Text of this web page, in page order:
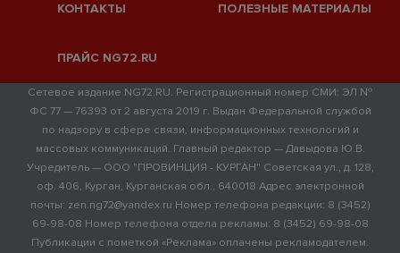
КОНТАКТЫ ПОЛЕЗНЫЕ МАТЕРИАЛЫ
ПРАЙС NG72.RU
Сетевое издание NG72.RU. Регистрационный номер СМИ: ЭЛ №
ФС 77 — 76393 от 2 августа 2019 г. Выдан Федеральной службой
по надзору в сфере связи, информационных технологий и
массовых коммуникаций. Главный редактор — Давыдова Ю.В.
Учредитель — ООО "ПРОВИНЦИЯ - КУРГАН" Советская ул., д. 128,
оф. 406, Курган, Курганская обл., 640018 Адрес электронной
почты: zen.ng72@yandex.ru Номер телефона редакции: 8 (3452)
69-98-08 Номер телефона отдела рекламы: 8 (3452) 69-98-08
Публикации с пометкой «Реклама» оплачены рекламодателем.